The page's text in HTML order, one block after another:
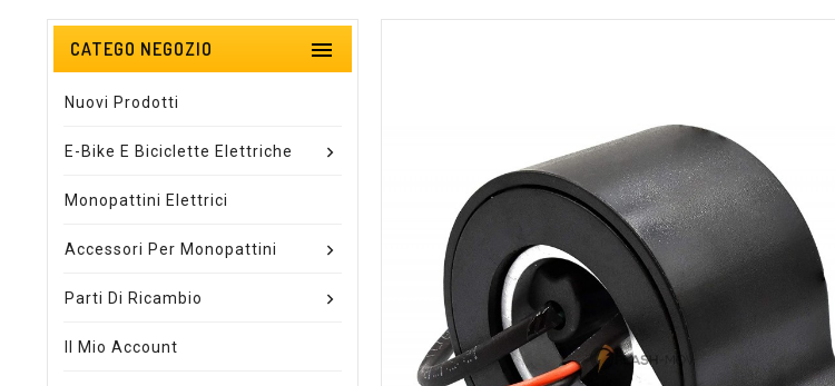
CATEGO NEGOZIO 
Nuovi Prodotti
E-Bike E Biciclette Elettriche
Monopattini Elettrici
Accessori Per Monopattini
Parti Di Ricambio
Il Mio Account